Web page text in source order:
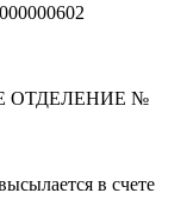
ОТДЕЛЕНИЕ №
в счете